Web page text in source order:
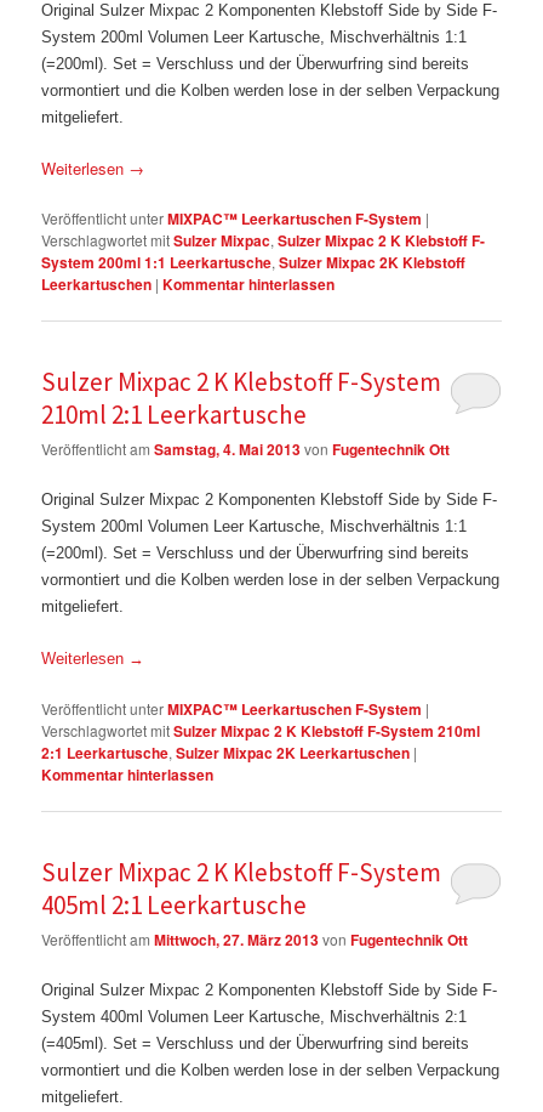
Original Sulzer Mixpac 2 Komponenten Klebstoff Side by Side F-
System 200ml Volumen Leer Kartusche, Mischverhältnis 1:1
(=200ml). Set = Verschluss und der Überwurfring sind bereits
vormontiert und die Kolben werden lose in der selben Verpackung
mitgeliefert.
Weiterlesen →
Veröffentlicht unterMIXPAC™ Leerkartuschen F-System |
Verschlagwortet mitSulzer Mixpac,Sulzer Mixpac 2 K Klebstoff F-
System 200ml 1:1 Leerkartusche,Sulzer Mixpac 2K Klebstoff
Leerkartuschen |Kommentar hinterlassen
Sulzer Mixpac 2 K Klebstoff F-System
210ml 2:1 Leerkartusche
Veröffentlicht amSamstag, 4. Mai 2013vonFugentechnik Ott
Original Sulzer Mixpac 2 Komponenten Klebstoff Side by Side F-
System 200ml Volumen Leer Kartusche, Mischverhältnis 1:1
(=200ml). Set = Verschluss und der Überwurfring sind bereits
vormontiert und die Kolben werden lose in der selben Verpackung
mitgeliefert.
Weiterlesen →
Veröffentlicht unterMIXPAC™ Leerkartuschen F-System |
Verschlagwortet mitSulzer Mixpac 2 K Klebstoff F-System 210ml
2:1 Leerkartusche,Sulzer Mixpac 2K Leerkartuschen |
Kommentar hinterlassen
Sulzer Mixpac 2 K Klebstoff F-System
405ml 2:1 Leerkartusche
Veröffentlicht amMittwoch, 27. März 2013vonFugentechnik Ott
Original Sulzer Mixpac 2 Komponenten Klebstoff Side by Side F-
System 400ml Volumen Leer Kartusche, Mischverhältnis 2:1
(=405ml). Set = Verschluss und der Überwurfring sind bereits
vormontiert und die Kolben werden lose in der selben Verpackung
mitgeliefert.